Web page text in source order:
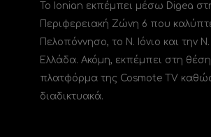
Το Ionian εκπέμπει μέσω Digea
Περιφερειακή Ζώνη 6 που
Πελοπόννησο, το N. Ιόνιο και την
Ελλάδα. Ακόμη, εκπέμπει στη
πλατφόρμα της Cosmote TV
διαδικτυακά.